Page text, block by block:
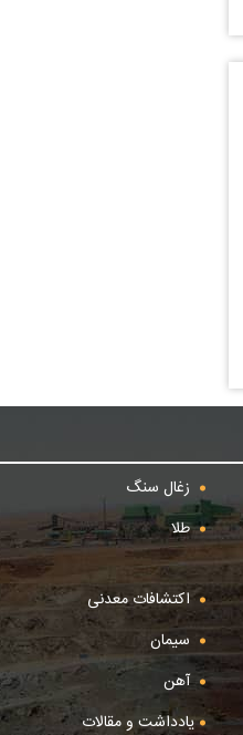
زغال سنگ
طلا
اکتشافات معدنی
سیمان
آهن
یادداشت و مقالات